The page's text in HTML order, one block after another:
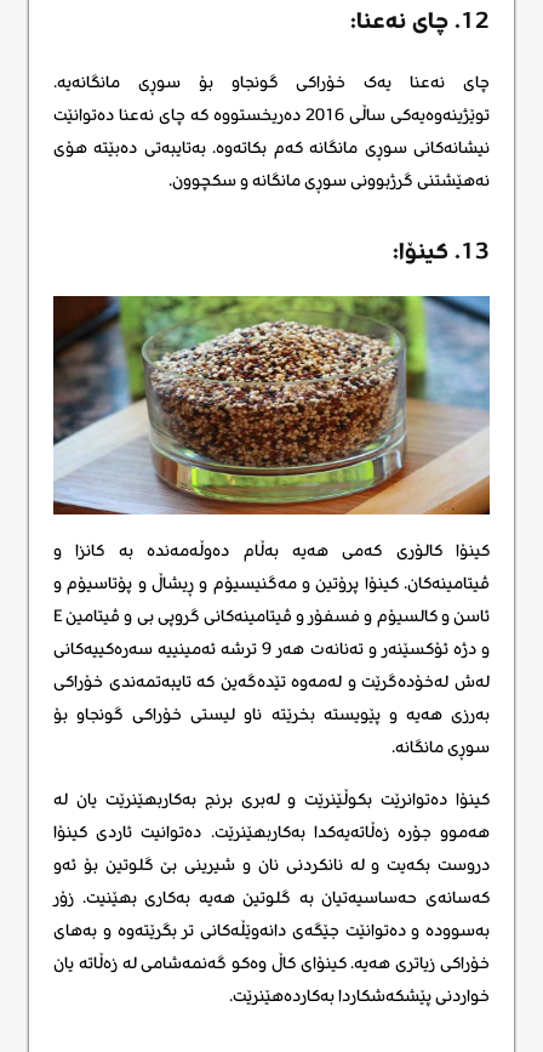
12. چای نەعنا:
چای نەعنا یەک خۆراکی گونجاو بۆ سوڕی مانگانەیه.
توێژینەوەیەکی ساڵی 2016 دەریخستووە کە چای نەعنا دەتوانێت
نیشانەکانی سوڕی مانگانە کەم بکاتەوە. بەتایبەتی دەبێتە هۆی
نەهێشتنی گرژبوونی سوڕی مانگانە و سکچوون.
13. کینۆا:
کینۆا کالۆری کەمی هەیە بەڵام دەوڵەمەندە بە کانزا و
ڤیتامینەکان. کینۆا پرۆتین و مەگنیسیۆم و ڕیشاڵ و پۆتاسیۆم و
ئاسن و کالسیۆم و فسفۆر و ڤیتامینەکانی گروپی بی و ڤیتامین E
و دژە ئۆکسێنەر و تەنانەت هەر 9 ترشە ئەمینییە سەرەکییەکانی
لەش لەخۆدەگرێت و لەمەوە تێدەگەین کە تایبەتمەندی خۆراکی
بەرزی هەیە و پێویستە بخرێتە ناو لیستی خۆراکی گونجاو بۆ
سوڕی مانگانە.
کینۆا دەتوانرێت بکوڵێنرێت و لەبری برنج بەکاربهێنرێت یان لە
هەموو جۆرە زەڵاتەیەکدا بەکاربهێنرێت. دەتوانیت ئاردی کینۆا
دروست بکەیت و لە نانکردنی نان و شیرینی بێ گلوتین بۆ ئەو
کەسانەی حەساسیەتیان بە گلوتین هەیە بەکاری بهێنیت. زۆر
بەسوودە و دەتوانێت جێگەی دانەوێڵەکانی تر بگرێتەوە و بەهای
خۆراکی زیاتری هەیە. کینۆای کاڵ وەکو گەنمەشامی لە زەڵاتە یان
خواردنی پێشکەشکاردا بەکاردەهێنرێت.